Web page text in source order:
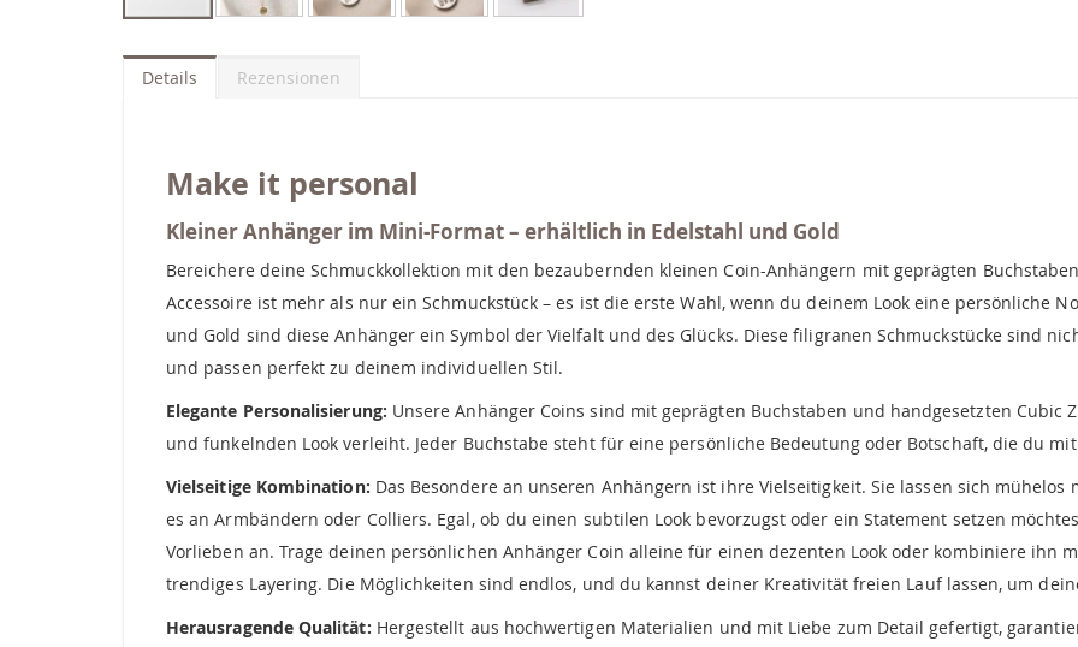
Anfang
derDetails
Make it personal
Kleiner Anhänger im Mini-Format – erhältlich in Edelstahl und Gold
Bereichere deine Schmuckkollektion mit den bezaubernden kleinen Coin-Anhängern mit geprägten
Accessoire ist mehr als nur ein Schmuckstück – es ist die erste Wahl, wenn du deinem Look eine persönliche
und Gold sind diese Anhänger ein Symbol der Vielfalt und des Glücks. Diese filigranen Schmuckstücke sind
und passen perfekt zu deinem individuellen Stil.
Elegante Personalisierung: Unsere Anhänger Coins sind mit geprägten Buchstaben und handgesetzten Cubic
und funkelnden Look verleiht. Jeder Buchstabe steht für eine persönliche Bedeutung oder Botschaft, die du
Vielseitige Kombination: Das Besondere an unseren Anhängern ist ihre Vielseitigkeit. Sie lassen sich
es an Armbändern oder Colliers. Egal, ob du einen subtilen Look bevorzugst oder ein Statement setzen
Vorlieben an. Trage deinen persönlichen Anhänger Coin alleine für einen dezenten Look oder kombiniere ihn
trendiges Layering. Die Möglichkeiten sind endlos, und du kannst deiner Kreativität freien Lauf lassen, um
Herausragende Qualität: Hergestellt aus hochwertigen Materialien und mit Liebe zum Detail gefertigt,
Rezensionen